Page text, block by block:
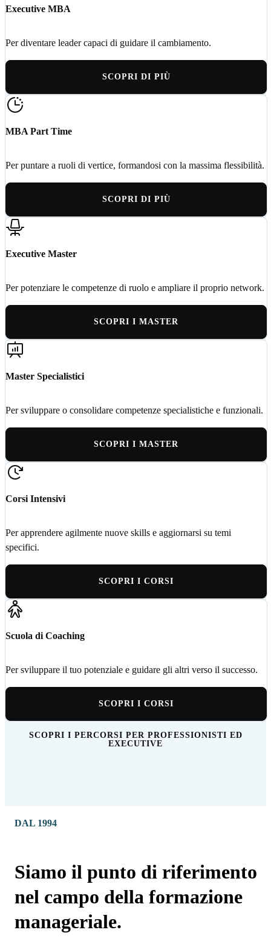
Executive MBA
Per diventare leader capaci di guidare il cambiamento.
SCOPRI DI PIÙ
MBA Part Time
Per puntare a ruoli di vertice, formandosi con la massima flessibilità.
SCOPRI DI PIÙ
Executive Master
Per potenziare le competenze di ruolo e ampliare il proprio network.
SCOPRI I MASTER
Master Specialistici
Per sviluppare o consolidare competenze specialistiche e funzionali.
SCOPRI I MASTER
Corsi Intensivi
Per apprendere agilmente nuove skills e aggiornarsi su temi
specifici.
SCOPRI I CORSI
Scuola di Coaching
Per sviluppare il tuo potenziale e guidare gli altri verso il successo.
SCOPRI I CORSI
SCOPRI I PERCORSI PER PROFESSIONISTI ED
EXECUTIVE
DAL 1994
Siamo il punto di riferimento
nel campo della formazione
manageriale.